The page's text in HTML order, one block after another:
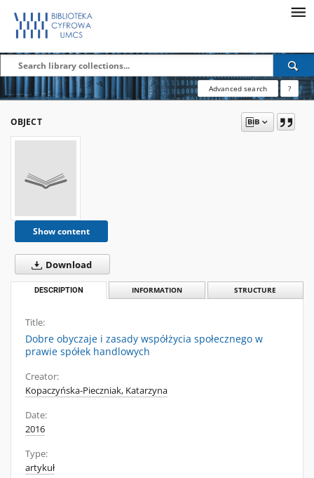
Advanced search ?
OBJECT
Show content
Download
DESCRIPTION INFORMATION STRUCTURE
Title:
Dobre obyczaje i zasady współżycia społecznego w
prawie spółek handlowych
Creator:
Kopaczyńska-Pieczniak, Katarzyna
Date:
2016
Type:
artykuł